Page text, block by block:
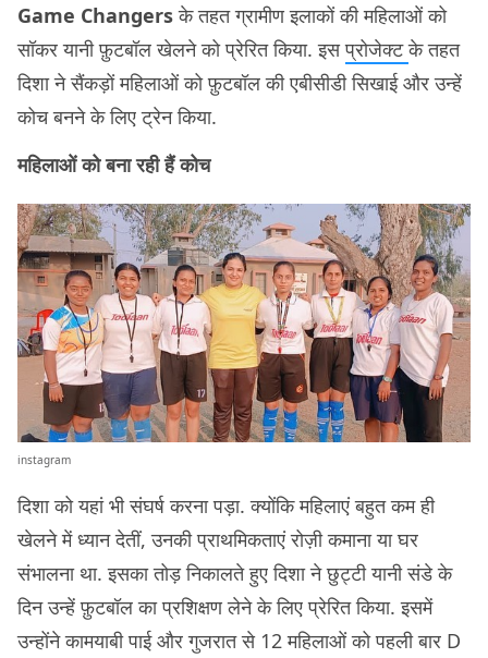
Game Changersके तहत ग्रामीण इलाकों की महिलाओं को
सॉकर यानी फ़ुटबॉल खेलने को प्रेरित किया. इसप्रोजेक्टके तहत
दिशा ने सैंकड़ों महिलाओं को फ़ुटबॉल की एबीसीडी सिखाई और उन्हें
कोच बनने के लिए ट्रेन किया.
महिलाओं को बना रही हैं कोच
instagram
दिशा को यहां भी संघर्ष करना पड़ा. क्योंकि महिलाएं बहुत कम ही
खेलने में ध्यान देतीं, उनकी प्राथमिकताएं रोज़ी कमाना या घर
संभालना था. इसका तोड़ निकालते हुए दिशा ने छुट्टी यानी संडे के
दिन उन्हें फ़ुटबॉल का प्रशिक्षण लेने के लिए प्रेरित किया. इसमें
उन्होंने कामयाबी पाई और गुजरात से 12 महिलाओं को पहली बार D